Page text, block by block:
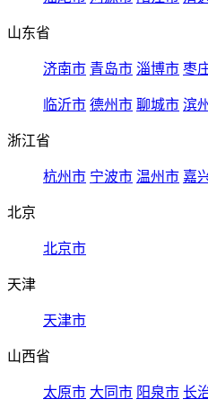
山东省
济南市 青岛市 淄博市 枣
临沂市 德州市 聊城市 滨
浙江省
杭州市 宁波市 温州市 嘉
北京
北京市
天津
天津市
山西省
太原市 大同市 阳泉市 长